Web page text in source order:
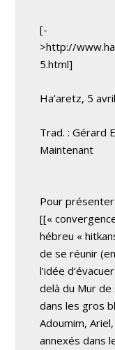
[-
>http://
5.html]
Ha’aretz, 5
Trad. : Gérard
Maintenant
Pour
[[«
hébreu «
de se réunir
l’idée
delà du Mur
dans les gros
Adoumim,
annexés dans